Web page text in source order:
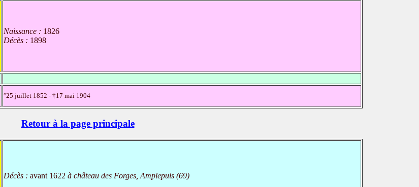
Naissance : 1826
Décès : 1898
°25 juillet 1852 - †17 mai 1904
Retour à la page principale
Décès : avant 1622 à château des Forges, Amplepuis (69)